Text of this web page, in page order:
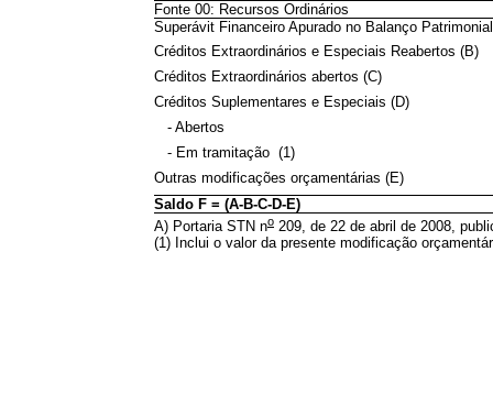
Fonte 00: Recursos Ordinários
Superávit Financeiro Apurado no Balanço
Créditos Extraordinários e Especiais Reabertos (B)
Créditos Extraordinários abertos (C)
Créditos Suplementares e Especiais (D)
- Abertos
- Em tramitação (1)
Outras modificações orçamentárias (E)
Saldo F = (A-B-C-D-E)
A) Portaria STN no 209, de 22 de abril de 2008,
(1) Inclui o valor da presente modificação